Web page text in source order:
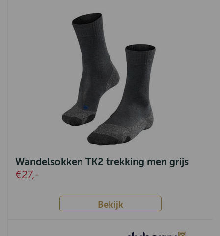
Wandelsokken TK2 trekking men grijs
€27,-
Bekijk